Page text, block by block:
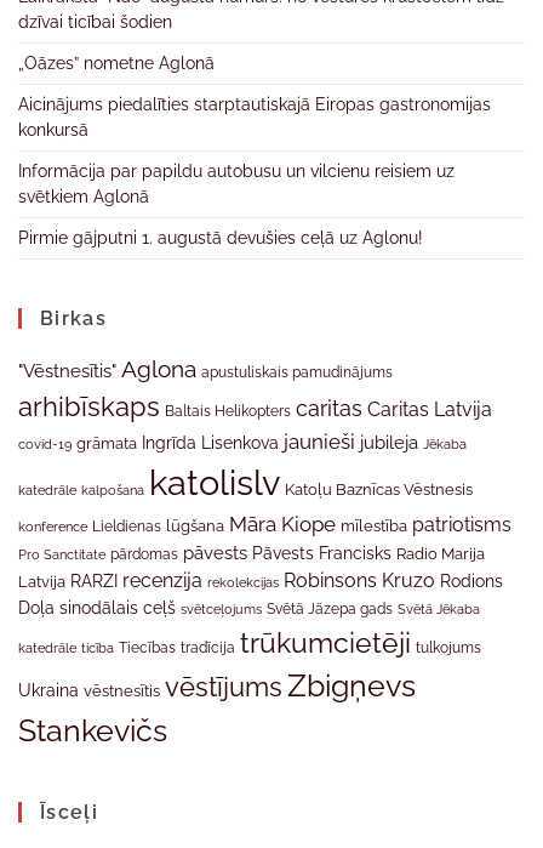
dzīvai ticībai šodien
„Oāzes” nometne Aglonā
Aicinājums piedalīties starptautiskajā Eiropas gastronomijas
konkursā
Informācija par papildu autobusu un vilcienu reisiem uz
svētkiem Aglonā
Pirmie gājputni 1. augustā devušies ceļā uz Aglonu!
Birkas
"Vēstnesītis" Aglona apustuliskais pamudinājums
arhibīskaps Baltais Helikopters caritas Caritas Latvija
covid-19 grāmata Ingrīda Lisenkova jaunieši jubileja Jēkaba
katedrāle kalpošana katolislv Katoļu Baznīcas Vēstnesis
konference Lieldienas lūgšana Māra Kiope mīlestība patriotisms
Pro Sanctitate pārdomas pāvests Pāvests Francisks Radio Marija
Latvija RARZI recenzija rekolekcijas Robinsons Kruzo Rodions
Doļa sinodālais ceļš svētceļojums Svētā Jāzepa gads Svētā Jēkaba
katedrāle ticība Tiecības tradīcija trūkumcietēji tulkojums
Ukraina vēstnesītis vēstījumsZbigņevs
Stankevičs
Īsceļi